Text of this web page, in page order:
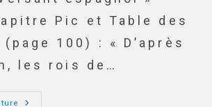
Pic et Table des
100) : « D’après
les rois de…